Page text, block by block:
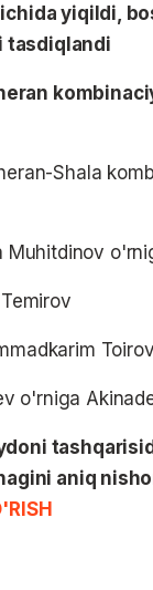
yiqildi,
tasdiqlandi
Shala
Muhitdinov
Toirov
o'rniga
aniq